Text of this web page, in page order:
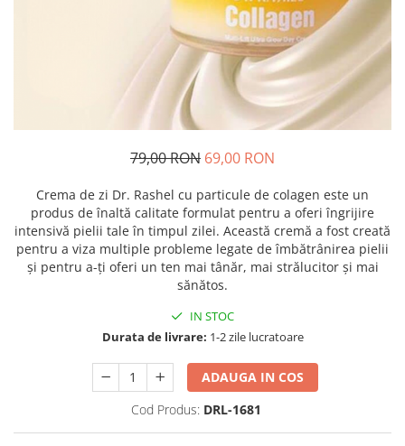
79,00 RON 69,00 RON
Crema de zi Dr. Rashel cu particule de colagen este un
produs de înaltă calitate formulat pentru a oferi îngrijire
intensivă pielii tale în timpul zilei. Această cremă a fost creată
pentru a viza multiple probleme legate de îmbătrânirea pielii
și pentru a-ți oferi un ten mai tânăr, mai strălucitor și mai
sănătos.
IN STOC
Durata de livrare: 1-2 zile lucratoare
ADAUGA IN COS
Cod Produs: DRL-1681